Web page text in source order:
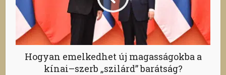
Hogyan emelkedhet új magasságokba a
kínai–szerb „szilárd” barátság?